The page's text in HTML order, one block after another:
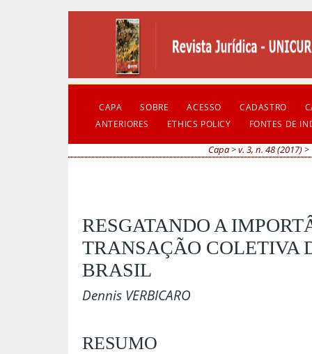
CAPA SOBRE ACESSO CADASTRO
ANTERIORES
ETHICS POLICY FONTES DE
Capa>v. 3, n. 48 (2017)>
RESGATANDO A
TRANSAÇÃO COLETIVA
BRASIL
Dennis VERBICARO
RESUMO